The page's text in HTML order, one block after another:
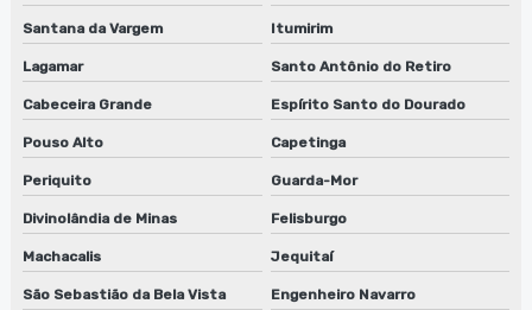
Santana da Vargem Itumirim
Lagamar Santo Antônio do Retiro
Cabeceira Grande Espírito Santo do Dourado
Pouso Alto Capetinga
Periquito Guarda-Mor
Divinolândia de Minas Felisburgo
Machacalis Jequitaí
São Sebastião da Bela Vista Engenheiro Navarro